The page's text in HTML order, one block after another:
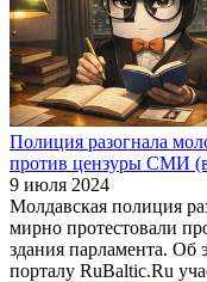
Полиция разогнала
против цензуры СМИ
9 июля 2024
Молдавская полиция
мирно протестовали
здания парламента. Об
порталу RuBaltic.Ru